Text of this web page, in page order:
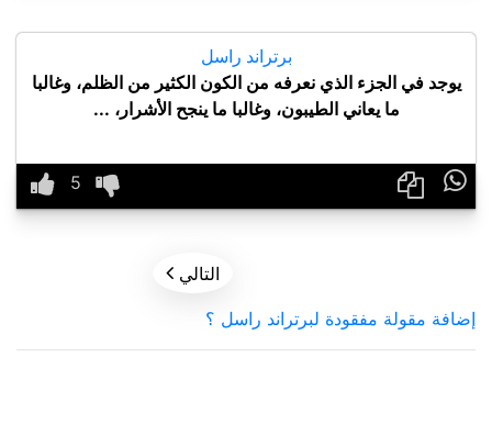
برتراند راسل
يوجد في الجزء الذي نعرفه من الكون الكثير من الظلم، وغالبا
ما يعاني الطيبون، وغالبا ما ينجح الأشرار، ...

التالي 
إضافة مقولة مفقودة لبرتراند راسل ؟